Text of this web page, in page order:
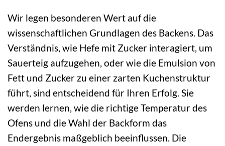
Wir legen besonderen Wert auf die
wissenschaftlichen Grundlagen des Backens. Das
Verständnis, wie Hefe mit Zucker interagiert, um
Sauerteig aufzugehen, oder wie die Emulsion von
Fett und Zucker zu einer zarten Kuchenstruktur
führt, sind entscheidend für Ihren Erfolg. Sie
werden lernen, wie die richtige Temperatur des
Ofens und die Wahl der Backform das
Endergebnis maßgeblich beeinflussen. Die